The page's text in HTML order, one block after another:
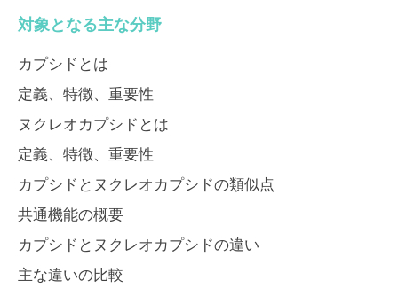
対象となる主な分野
カプシドとは
定義、特徴、重要性
ヌクレオカプシドとは
定義、特徴、重要性
カプシドとヌクレオカプシドの類似点
共通機能の概要
カプシドとヌクレオカプシドの違い
主な違いの比較